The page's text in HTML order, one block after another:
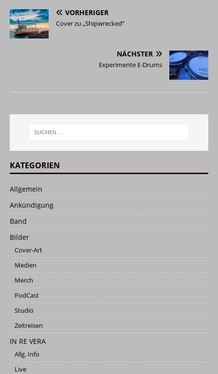
VORHERIGER
Cover zu „Shipwrecked“
NÄCHSTER
Experimente E-Drums
KATEGORIEN
Allgemein
Ankündigung
Band
Bilder
Cover-Art
Medien
Merch
PodCast
Studio
Zeitreisen
IN RE VERA
Allg. Info
Live